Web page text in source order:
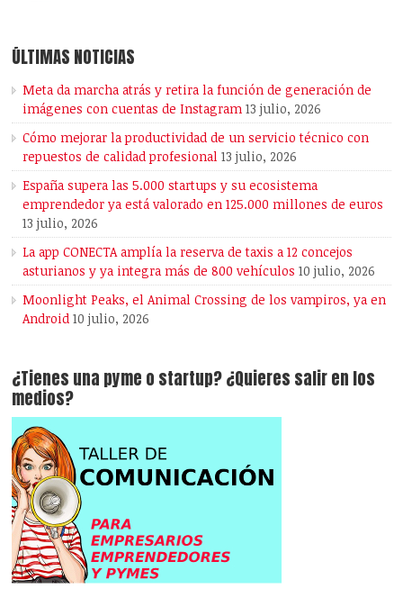
ÚLTIMAS NOTICIAS
Meta da marcha atrás y retira la función de generación de
imágenes con cuentas de Instagram 13 julio, 2026
Cómo mejorar la productividad de un servicio técnico con
repuestos de calidad profesional 13 julio, 2026
España supera las 5.000 startups y su ecosistema
emprendedor ya está valorado en 125.000 millones de euros
13 julio, 2026
La app CONECTA amplía la reserva de taxis a 12 concejos
asturianos y ya integra más de 800 vehículos 10 julio, 2026
Moonlight Peaks, el Animal Crossing de los vampiros, ya en
Android 10 julio, 2026
¿Tienes una pyme o startup? ¿Quieres salir en los
medios?